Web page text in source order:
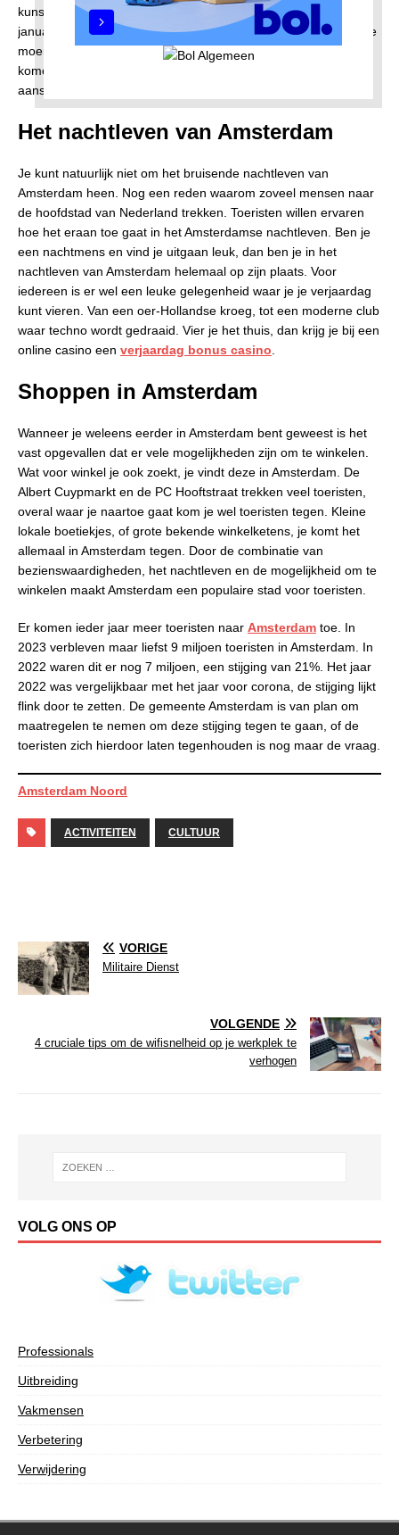
kunstenaars worden in het zonnetje gezet. In december en
januari wordt Amsterdam verlicht. Een schitterend gezicht en de
moeite waard om Amsterdam dan te bezoeken. Rond deze tijd
komen er ook veel toeristen naar Amsterdam om dit te
aanschouwen.
Het nachtleven van Amsterdam
Je kunt natuurlijk niet om het bruisende nachtleven van
Amsterdam heen. Nog een reden waarom zoveel mensen naar
de hoofdstad van Nederland trekken. Toeristen willen ervaren
hoe het eraan toe gaat in het Amsterdamse nachtleven. Ben je
een nachtmens en vind je uitgaan leuk, dan ben je in het
nachtleven van Amsterdam helemaal op zijn plaats. Voor
iedereen is er wel een leuke gelegenheid waar je je verjaardag
kunt vieren. Van een oer-Hollandse kroeg, tot een moderne club
waar techno wordt gedraaid. Vier je het thuis, dan krijg je bij een
online casino een verjaardag bonus casino
Shoppen in Amsterdam
Wanneer je weleens eerder in Amsterdam bent geweest is het
vast opgevallen dat er vele mogelijkheden zijn om te winkelen.
Wat voor winkel je ook zoekt, je vindt deze in Amsterdam. De
Albert Cuypmarkt en de PC Hooftstraat trekken veel toeristen,
overal waar je naartoe gaat kom je wel toeristen tegen. Kleine
lokale boetiekjes, of grote bekende winkelketens, je komt het
allemaal in Amsterdam tegen. Door de combinatie van
bezienswaardigheden, het nachtleven en de mogelijkheid om te
winkelen maakt Amsterdam een populaire stad voor toeristen.
Er komen ieder jaar meer toeristen naar Amsterdam toe. In
2023 verbleven maar liefst 9 miljoen toeristen in Amsterdam. In
2022 waren dit er nog 7 miljoen, een stijging van 21%. Het jaar
2022 was vergelijkbaar met het jaar voor corona, de stijging lijkt
flink door te zetten. De gemeente Amsterdam is van plan om
maatregelen te nemen om deze stijging tegen te gaan, of de
toeristen zich hierdoor laten tegenhouden is nog maar de vraag.
Amsterdam Noord
ACTIVITEITEN CULTUUR
VORIGE
Militaire Dienst
VOLGENDE
4 cruciale tips om de wifisnelheid op je werkplek te
verhogen
VOLG ONS OP
Professionals
Uitbreiding
Vakmensen
Verbetering
Verwijdering